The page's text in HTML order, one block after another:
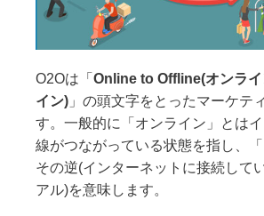
O2Oは「 Online to Offline(オンライ
イン) 」の頭文字をとったマーケテ
す。一般的に「オンライン」とは
線がつながっている状態を指し、
その逆(インターネットに接続して
アル)を意味します。